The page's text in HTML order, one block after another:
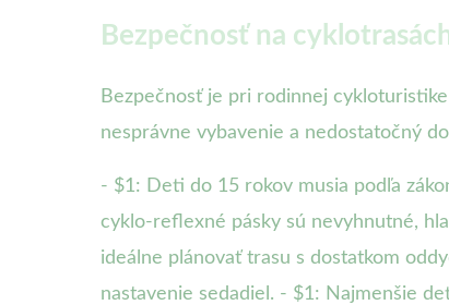
Bezpečnosť na
Bezpečnosť je pri rodinnej
nesprávne vybavenie a nedostatočný
- $1: Deti do 15 rokov musia podľa
cyklo-reflexné pásky sú nevyhnutné,
ideálne plánovať trasu s dostatkom
nastavenie sedadiel. - $1: Najmenšie